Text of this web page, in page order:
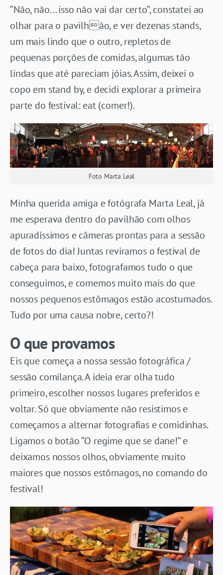
“Não, não… isso não vai dar certo”, constatei ao
olhar para o pavilhão, e ver dezenas stands,
um mais lindo que o outro, repletos de
pequenas porções de comidas, algumas tão
lindas que até pareciam jóias. Assim, deixei o
copo em stand by, e decidi explorar a primeira
parte do festival: eat (comer!).
Foto Marta Leal
Minha querida amiga e fotógrafa Marta Leal, já
me esperava dentro do pavilhão com olhos
apuradíssimos e câmeras prontas para a sessão
de fotos do dia! Juntas reviramos o festival de
cabeça para baixo, fotografamos tudo o que
conseguimos, e comemos muito mais do que
nossos pequenos estômagos estão acostumados.
Tudo por uma causa nobre, certo?!
O que provamos
Eis que começa a nossa sessão fotográfica /
sessão comilança. A ideia erar olha tudo
primeiro, escolher nossos lugares preferidos e
voltar. Só que obviamente não resistimos e
começamos a alternar fotografias e comidinhas.
Ligamos o botão “O regime que se dane!” e
deixamos nossos olhos, obviamente muito
maiores que nossos estômagos, no comando do
festival!